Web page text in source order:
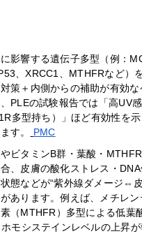
影響する遺伝子多型（例：
、XRCC1、MTHFRなど）
策＋内側からの補助が有効な
PLEの試験報告では「高UV
多型持ち）」ほど有効性を示
す。
PMC
ビタミンB群・葉酸・
、皮膚の酸化ストレス・
態などが“紫外線ダメージ⇔
あります。例えば、メチレン
（MTHFR）多型による低葉
モシステインレベルの上昇